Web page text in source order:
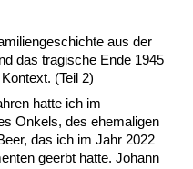
aus der
das tragische Ende 1945
(Teil 2)
hatte ich im
Onkels, des ehemaligen
das ich im Jahr 2022
geerbt hatte. Johann